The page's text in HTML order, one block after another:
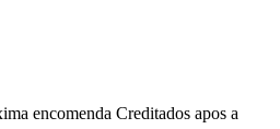
encomenda Creditados apos a